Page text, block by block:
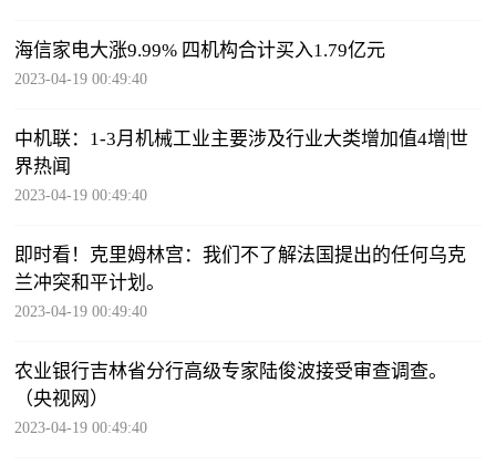
海信家电大涨9.99% 四机构合计买入1.79亿元
2023-04-19 00:49:40
中机联：1-3月机械工业主要涉及行业大类增加值4增|世
界热闻
2023-04-19 00:49:40
即时看！克里姆林宫：我们不了解法国提出的任何乌克
兰冲突和平计划。
2023-04-19 00:49:40
农业银行吉林省分行高级专家陆俊波接受审查调查。
（央视网）
2023-04-19 00:49:40